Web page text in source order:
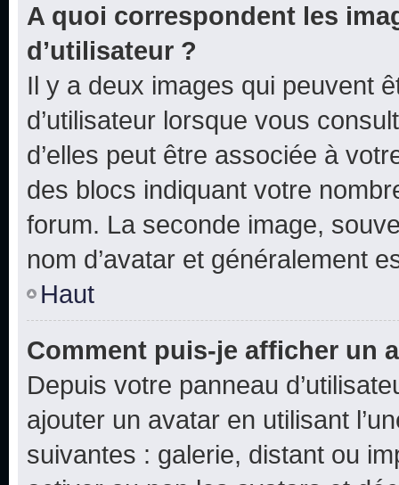
A quoi correspondent les
d’utilisateur ?
Il y a deux images qui peuvent
d’utilisateur lorsque vous
d’elles peut être associée à
des blocs indiquant votre
forum. La seconde image,
nom d’avatar et généralement
Haut
Comment puis-je afficher un
Depuis votre panneau
ajouter un avatar en utilisant
suivantes : galerie, distant ou